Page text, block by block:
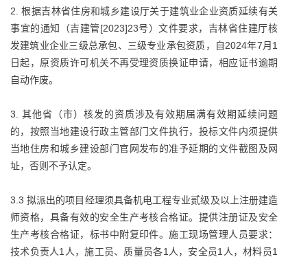
2. 根据吉林省住房和城乡建设厅关于建筑业企业资质延续有关
事宜的通知（吉建管[2023]23号）文件要求，吉林省住建厅核
发建筑业企业三级总承包、三级专业承包资质，自2024年7月1
日起，原资质许可机关不再受理资质换证申请，相应证书逾期
自动作废。
3. 其他省（市）核发的资质涉及有效期届满有效期延续问题
的，按照当地建设行政主管部门文件执行，投标文件内须提供
当地住房和城乡建设部门官网发布的准予延期的文件截图及网
址，否则不予认定。
3.3 拟派出的项目经理须具备机电工程专业贰级及以上注册建造
师资格，具备有效的安全生产考核合格证。提供注册证及安全
生产考核合格证，标书中附复印件。施工现场管理人员要求：
技术负责人1人，施工员、质量员各1人，安全员1人，材料员1